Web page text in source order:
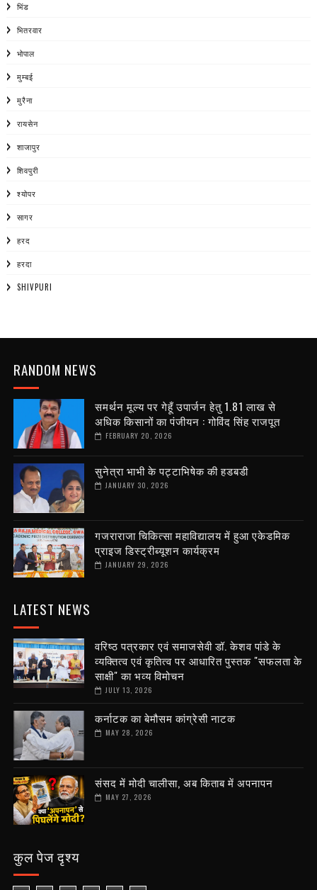
भिंड
भितरवार
भोपाल
मुम्बई
मुरैना
रायसेन
शाजापुर
शिवपुरी
श्योपर
सागर
हरद
हरदा
SHIVPURI
RANDOM NEWS
समर्थन मूल्य पर गेहूँ उपार्जन हेतु 1.81 लाख से
अधिक किसानों का पंजीयन : गोविंद सिंह राजपूत
FEBRUARY 20, 2026
सुनेत्रा भाभी के पट्टाभिषेक की हडबडी
JANUARY 30, 2026
गजराराजा चिकित्सा महाविद्यालय में हुआ एकेडमिक
प्राइज डिस्ट्रीब्यूशन कार्यक्रम
JANUARY 29, 2026
LATEST NEWS
वरिष्ठ पत्रकार एवं समाजसेवी डॉ. केशव पांडे के
व्यक्तित्व एवं कृतित्व पर आधारित पुस्तक "सफलता के
साक्षी" का भव्य विमोचन
JULY 13, 2026
कर्नाटक का बेमौसम कांग्रेसी नाटक
MAY 28, 2026
संसद में मोदी चालीसा, अब किताब में अपनापन
MAY 27, 2026
कुल पेज दृश्य